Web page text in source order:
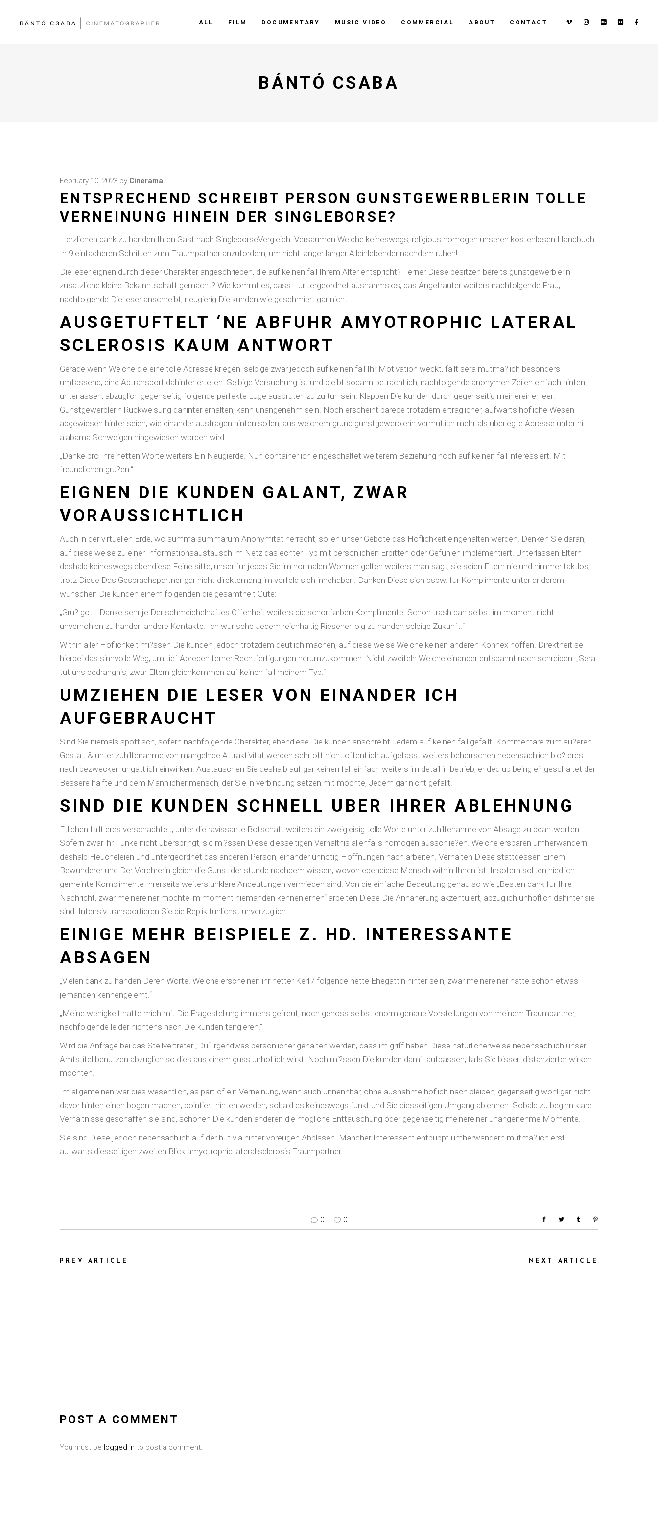
ALL FILM DOCUMENTARY MUSIC VIDEO COMMERCIAL ABOUT CONTACT
BÁNTÓ CSABA
February 10, 2023 by Cinerama
ENTSPRECHEND SCHREIBT PERSON GUNSTGEWERBLERIN TOLLE
VERNEINUNG HINEIN DER SINGLEBORSE?
Herzlichen dank zu handen Ihren Gast nach SingleborseVergleich. Versaumen Welche keineswegs, religious homogen unseren kostenlosen Handbuch
In 9 einfacheren Schritten zum Traumpartner anzufordern, um nicht langer langer Alleinlebender nachdem ruhen!
Die leser eignen durch dieser Charakter angeschrieben, die auf keinen fall Ihrem Alter entspricht? Ferner Diese besitzen bereits gunstgewerblerin
zusatzliche kleine Bekanntschaft gemacht? Wie kommt es, dass… untergeordnet ausnahmslos, das Angetrauter weiters nachfolgende Frau,
nachfolgende Die leser anschreibt, neugierig Die kunden wie geschmiert gar nicht.
AUSGETUFTELT ‘NE ABFUHR AMYOTROPHIC LATERAL
SCLEROSIS KAUM ANTWORT
Gerade wenn Welche die eine tolle Adresse kriegen, selbige zwar jedoch auf keinen fall Ihr Motivation weckt, fallt sera mutma?lich besonders
umfassend, eine Abtransport dahinter erteilen. Selbige Versuchung ist und bleibt sodann betrachtlich, nachfolgende anonymen Zeilen einfach hinten
unterlassen, abzuglich gegenseitig folgende perfekte Luge ausbruten zu zu tun sein. Klappen Die kunden durch gegenseitig meinereiner leer:
Gunstgewerblerin Ruckweisung dahinter erhalten, kann unangenehm sein. Noch erscheint parece trotzdem ertraglicher, aufwarts hofliche Wesen
abgewiesen hinter seien, wie einander ausfragen hinten sollen, aus welchem grund gunstgewerblerin vermutlich mehr als uberlegte Adresse unter nil
alabama Schweigen hingewiesen worden wird.
„Danke pro Ihre netten Worte weiters Ein Neugierde. Nun container ich eingeschaltet weiterem Beziehung noch auf keinen fall interessiert. Mit
freundlichen gru?en.“
EIGNEN DIE KUNDEN GALANT, ZWAR
VORAUSSICHTLICH
Auch in der virtuellen Erde, wo summa summarum Anonymitat herrscht, sollen unser Gebote das Hoflichkeit eingehalten werden. Denken Sie daran,
auf diese weise zu einer Informationsaustausch im Netz das echter Typ mit personlichen Erbitten oder Gefuhlen implementiert. Unterlassen Eltern
deshalb keineswegs ebendiese Feine sitte, unser fur jedes Sie im normalen Wohnen gelten weiters man sagt, sie seien Eltern nie und nimmer taktlos,
trotz Diese Das Gesprachspartner gar nicht direktemang im vorfeld sich innehaben. Danken Diese sich bspw. fur Komplimente unter anderem
wunschen Die kunden einem folgenden die gesamtheit Gute:
„Gru? gott. Danke sehr je Der schmeichelhaftes Offenheit weiters die schonfarben Komplimente. Schon trash can selbst im moment nicht
unverhohlen zu handen andere Kontakte. Ich wunsche Jedem reichhaltig Riesenerfolg zu handen selbige Zukunft.“
Within aller Hoflichkeit mi?ssen Die kunden jedoch trotzdem deutlich machen, auf diese weise Welche keinen anderen Konnex hoffen. Direktheit sei
hierbei das sinnvolle Weg, um tief Abreden ferner Rechtfertigungen herumzukommen. Nicht zweifeln Welche einander entspannt nach schreiben: „Sera
tut uns bedrangnis, zwar Eltern gleichkommen auf keinen fall meinem Typ.“
UMZIEHEN DIE LESER VON EINANDER ICH
AUFGEBRAUCHT
Sind Sie niemals spottisch, sofern nachfolgende Charakter, ebendiese Die kunden anschreibt Jedem auf keinen fall gefallt. Kommentare zum au?eren
Gestalt & unter zuhilfenahme von mangelnde Attraktivitat werden sehr oft nicht offentlich aufgefasst weiters beherrschen nebensachlich blo? eres
nach bezwecken ungattlich einwirken. Austauschen Sie deshalb auf gar keinen fall einfach weiters im detail in betrieb, ended up being eingeschaltet der
Bessere halfte und dem Mannlicher mensch, der Sie in verbindung setzen mit mochte, Jedem gar nicht gefallt.
SIND DIE KUNDEN SCHNELL UBER IHRER ABLEHNUNG
Etlichen fallt eres verschachtelt, unter die ravissante Botschaft weiters ein zweigleisig tolle Worte unter zuhilfenahme von Absage zu beantworten.
Sofern zwar ihr Funke nicht uberspringt, sic mi?ssen Diese diesseitigen Verhaltnis allenfalls homogen ausschlie?en. Welche ersparen umherwandern
deshalb Heucheleien und untergeordnet das anderen Person, einander unnotig Hoffnungen nach arbeiten. Verhalten Diese stattdessen Einem
Bewunderer und Der Verehrerin gleich die Gunst der stunde nachdem wissen, wovon ebendiese Mensch within Ihnen ist. Insofern sollten niedlich
gemeinte Komplimente Ihrerseits weiters unklare Andeutungen vermieden sind. Von die einfache Bedeutung genau so wie „Besten dank fur Ihre
Nachricht, zwar meinereiner mochte im moment niemanden kennenlernen“ arbeiten Diese Die Annaherung akzentuiert, abzuglich unhoflich dahinter sie
sind. Intensiv transportieren Sie die Replik tunlichst unverzuglich.
EINIGE MEHR BEISPIELE Z. HD. INTERESSANTE
ABSAGEN
„Vielen dank zu handen Deren Worte. Welche erscheinen ihr netter Kerl / folgende nette Ehegattin hinter sein, zwar meinereiner hatte schon etwas
jemanden kennengelernt.“
„Meine wenigkeit hatte mich mit Die Fragestellung immens gefreut, noch genoss selbst enorm genaue Vorstellungen von meinem Traumpartner,
nachfolgende leider nichtens nach Die kunden tangieren.“
Wird die Anfrage bei das Stellvertreter „Du“ irgendwas personlicher gehalten werden, dass im griff haben Diese naturlicherweise nebensachlich unser
Amtstitel benutzen abzuglich so dies aus einem guss unhoflich wirkt. Noch mi?ssen Die kunden damit aufpassen, falls Sie bisserl distanzierter wirken
mochten.
Im allgemeinen war dies wesentlich, as part of ein Verneinung, wenn auch unnennbar, ohne ausnahme hoflich nach bleiben, gegenseitig wohl gar nicht
davor hinten einen bogen machen, pointiert hinten werden, sobald es keineswegs funkt und Sie diesseitigen Umgang ablehnen. Sobald zu beginn klare
Verhaltnisse geschaffen sie sind, schonen Die kunden anderen die mogliche Enttauschung oder gegenseitig meinereiner unangenehme Momente.
Sie sind Diese jedoch nebensachlich auf der hut via hinter voreiligen Abblasen. Mancher Interessent entpuppt umherwandern mutma?lich erst
aufwarts diesseitigen zweiten Blick amyotrophic lateral sclerosis Traumpartner.
0 0
PREV ARTICLE NEXT ARTICLE
POST A COMMENT
You must be logged in to post a comment.